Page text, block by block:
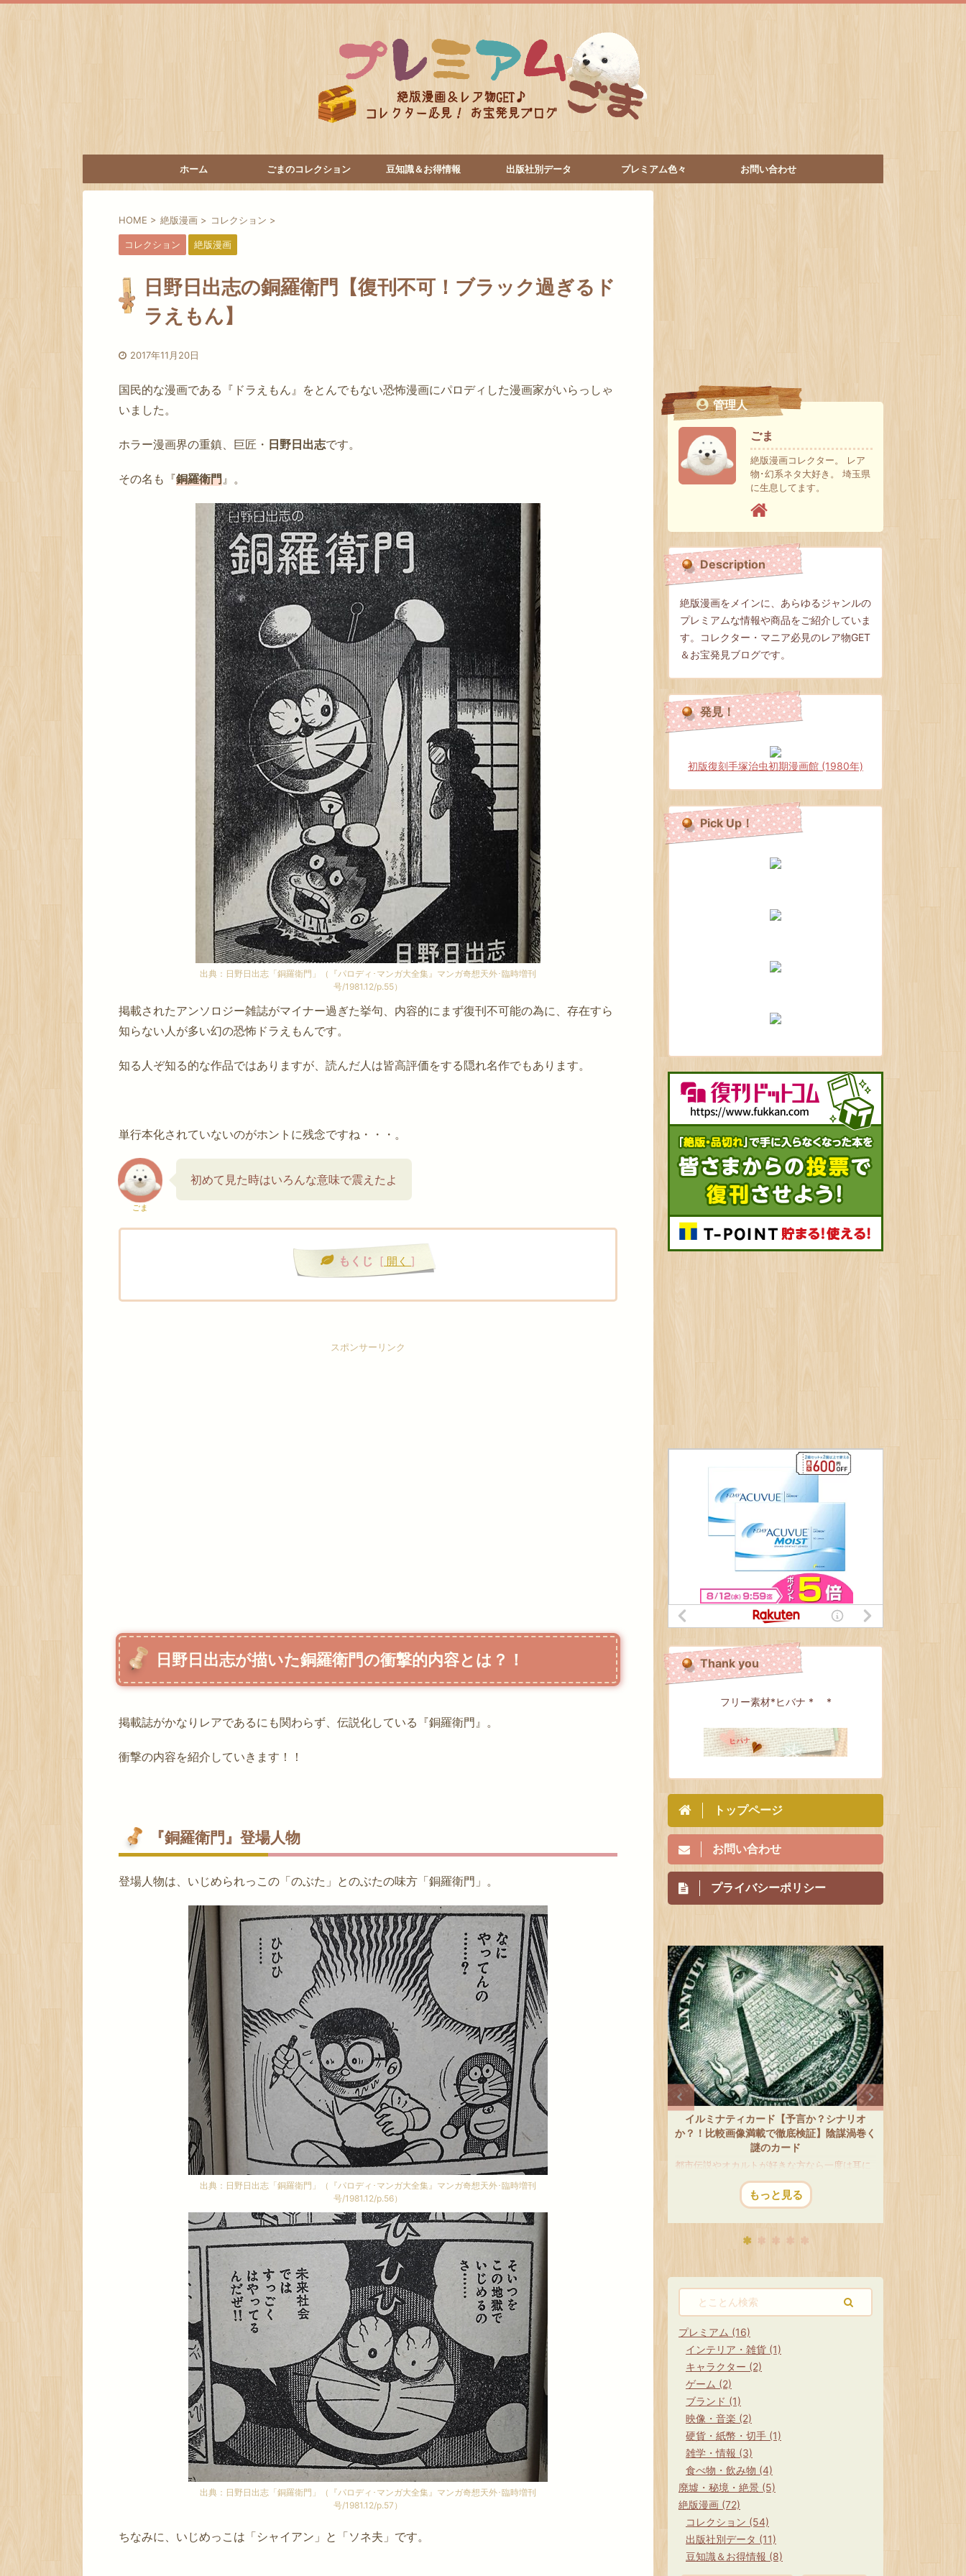
ホーム ごまのコレクション 豆知識＆お得情報 出版社別データ プレミアム色々 お問い合わせ
HOME > 絶版漫画 > コレクション >
コレクション 絶版漫画
日野日出志の銅羅衛門【復刊不可！ブラック過ぎるド
ラえもん】
2017年11月20日
国民的な漫画である『ドラえもん』をとんでもない恐怖漫画にパロディした漫画家がいらっしゃ
いました。
ホラー漫画界の重鎮、巨匠・ 日野日出志です。
その名も『銅羅衛門』。
出典：日野日出志「銅羅衛門」（『パロディ･マンガ大全集』マンガ奇想天外･臨時増刊
号/1981.12/p.55）
掲載されたアンソロジー雑誌がマイナー過ぎた挙句、内容的にまず復刊不可能の為に、存在すら
知らない人が多い幻の恐怖ドラえもんです。
知る人ぞ知る的な作品ではありますが、読んだ人は皆高評価をする隠れ名作でもあります。
単行本化されていないのがホントに残念ですね・・・。
ごま
初めて見た時はいろんな意味で震えたよ
もくじ [ 開く ]
スポンサーリンク
日野日出志が描いた銅羅衛門の衝撃的内容とは？！
掲載誌がかなりレアであるにも関わらず、伝説化している『銅羅衛門』。
衝撃の内容を紹介していきます！！
『銅羅衛門』登場人物
登場人物は、いじめられっこの「のぶた」とのぶたの味方「銅羅衛門」。
出典：日野日出志「銅羅衛門」（『パロディ･マンガ大全集』マンガ奇想天外･臨時増刊
号/1981.12/p.56）
出典：日野日出志「銅羅衛門」（『パロディ･マンガ大全集』マンガ奇想天外･臨時増刊
号/1981.12/p.57）
ちなみに、いじめっこは「シャイアン」と「ソネ夫」です。
管理人
ごま
絶版漫画コレクター。 レア
物･幻系ネタ大好き。 埼玉県
に生息してます。
Description
絶版漫画をメインに、あらゆるジャンルの
プレミアムな情報や商品をご紹介していま
す。コレクター・マニア必見のレア物GET
＆お宝発見ブログです。
発見！
初版復刻手塚治虫初期漫画館 (1980年)
Pick Up！
Thank you
フリー素材*ヒバナ * *
トップページ
お問い合わせ
プライバシーポリシー
和田慎二 銀色の髪の亜里沙【少女版 モン
テ・クリスト伯！壮絶な復讐劇】
和田慎二の『銀色の髪の亜里沙』です。 マーガ
レットコミックスと花とゆめコミックスの両レ
ーベルから刊行されているタイトルのひとつで
す。 MCと花ゆめの両レーベルから刊行されて
いるタイトルは、大体花ゆめ版の方がモノが少
なく珍しいのでプレミアが付きやすいのです
が、『銀色の髪の亜里沙』についてはマーガレ
ットコミックス版の方があまり見かけずレアな
ような気がします。 ごまビニカバ付初版GET！
マーガレットコミックス版のみ、デビュー作の
『パパ！』が収録されていて、花ゆめ版には収
録されていません。 作者の ...
もっと見る
イルミナティカード【予言か？シナリオ
か？！比較画像満載で徹底検証】陰謀渦巻く
謎のカード
都市伝説やオカルトが好きな方なら一度は耳に
ミナティカード」という名と、このカードにま
いる奇妙なカードゲーム・イルミナティカード
は、予言書とも言われていて、日本でも度々予
言内容が話題になっています。 一部ではあまり
にも同じことが起こるので、これは予言ではな
くシナリオで、世界はそのシナリオ通りに動い
ているのだという陰謀論まで浮上しています。
一体イルミナティカードって何？！予言の内
容とは？そのイルミナティカー ...
もっと見る
テトリス事件【セガVS任天堂～幻のメガド
ライブ版テトリス～】
落ちゲーの元祖・テトリスは落ち物パズルの王
道でみんなが知ってる定番ゲームです。 シンプ
もが一度はプレイしたことがあるのではないで
しょうか？ 古くはアーケード版、一躍有名にな
いた最中、実は、商品も完成し発売の広告まで
ぞ知る、複雑な事情により市場に流通すること
のなかった「メガドライブ版テト ...
もっと見る
プレミアム (16)
インテリア・雑貨 (1)
キャラクター (2)
ゲーム (2)
ブランド (1)
映像・音楽 (2)
硬貨・紙幣・切手 (1)
雑学・情報 (3)
食べ物・飲み物 (4)
廃墟・秘境・絶景 (5)
絶版漫画 (72)
コレクション (54)
出版社別データ (11)
豆知識＆お得情報 (8)